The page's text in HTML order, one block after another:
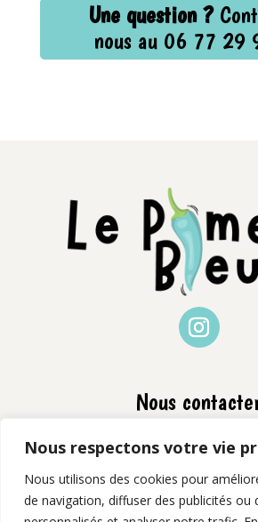
Nous respectons votre vie
Nous utilisons des cookies pour
de navigation, diffuser des publicités ou
Une question ?
nous au 06 77 29
Nous
📍 Basés près de Romans-sur-